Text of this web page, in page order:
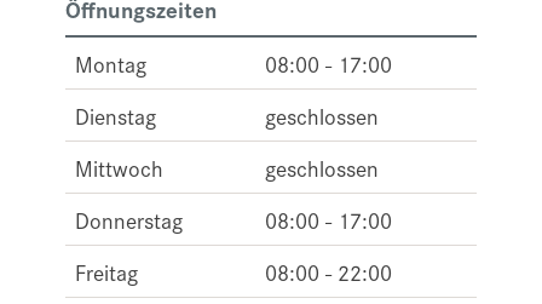
Öffnungszeiten
Montag
08:00 - 17:00
Dienstag
geschlossen
Mittwoch
geschlossen
Donnerstag
08:00 - 17:00
Freitag
08:00 - 22:00